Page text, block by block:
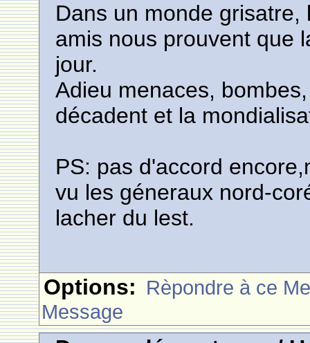
Dans un monde
amis nous prouvent que
jour.
Adieu menaces,
décadent et la
PS: pas d'accord
vu les géneraux nord-
lacher du lest.
Options: Rèpondre à ce
Message